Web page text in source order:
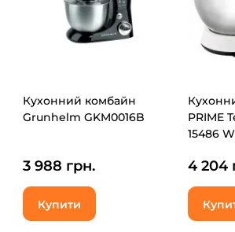
Кухонний комбайн
Grunhelm GKM0016B
3 988 грн.
Купити
PRIME
15486
4 204